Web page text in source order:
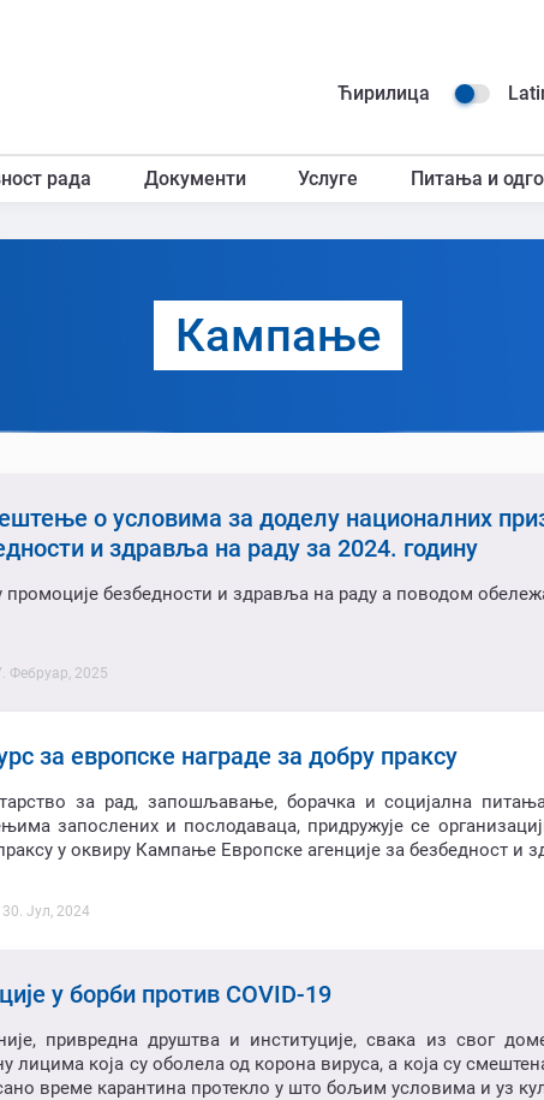
Ћирилица
рада Документи Услуге Питања и
Кампање
о условима за доделу националних
и здравља на раду за 2024. годину
безбедности и здравља на раду а поводом
Фебруар, 2025
за европске награде за добру праксу
за рад, запошљавање, борачка и социјална
запослених и послодаваца, придружује се
у оквиру Кампање Европске агенције за безбедност и
Јул, 2024
у борби против COVID-19
привредна друштва и институције, свака из свог
лицима која су оболела од корона вируса, а која су
време карантина протекло у што бољим условима и уз